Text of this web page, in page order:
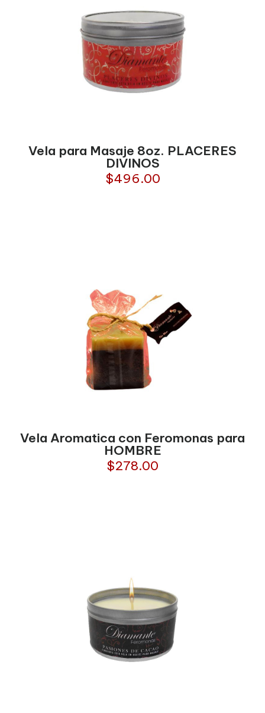
Vela para Masaje 8oz. PLACERES
DIVINOS
$496.00
Vela Aromatica con Feromonas para
HOMBRE
$278.00